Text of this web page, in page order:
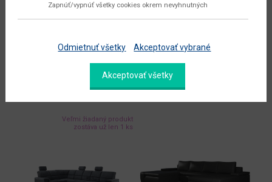
Veľmi žiadaný produkt
zostáva už len 1 ks
Zapnúť/vypnúť všetky cookies okrem nevyhnutných
Odmietnuť všetky Akceptovať vybrané
Akceptovať všetky